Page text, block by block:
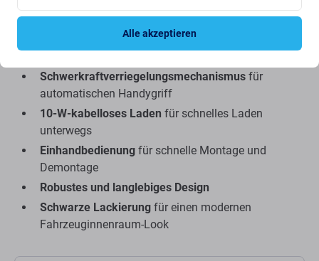
Schwerkraftverriegelungsmechanismus für
automatischen Handygriff
10-W-kabelloses Laden für schnelles Laden
unterwegs
Einhandbedienung für schnelle Montage und
Demontage
Robustes und langlebiges Design
Schwarze Lackierung für einen modernen
Fahrzeuginnenraum-Look
Alle akzeptieren